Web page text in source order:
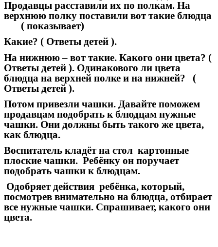
Продавцы расставили их по полкам. На
верхнюю полку поставили вот такие блюдца
( показывает)
Какие? ( Ответы детей ).
На нижнюю – вот такие. Какого они цвета? (
Ответы детей ). Одинакового ли цвета
блюдца на верхней полке и на нижней? (
Ответы детей ).
Потом привезли чашки. Давайте поможем
продавцам подобрать к блюдцам нужные
чашки. Они должны быть такого же цвета,
как блюдца.
Воспитатель кладёт на стол картонные
плоские чашки. Ребёнку он поручает
подобрать чашки к блюдцам.
Одобряет действия ребёнка, который,
посмотрев внимательно на блюдца, отбирает
все нужные чашки. Спрашивает, какого они
цвета.